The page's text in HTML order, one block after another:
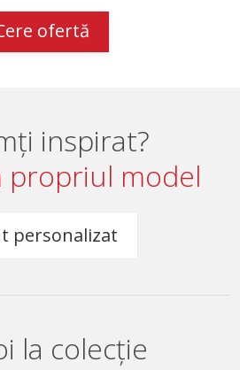
ofertă
inspirat?
propriul model
personalizat
la colecție